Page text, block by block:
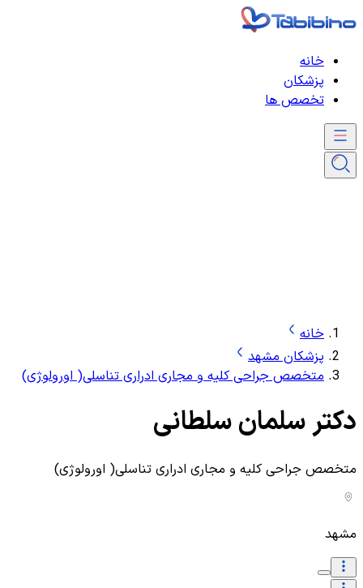
خانه
پزشکان
تخصص ها
خانه
پزشکان مشهد
متخصص جراحی کلیه و مجاری ادراری تناسلی( اورولوژی)
دکتر سلمان سلطانی
متخصص جراحی کلیه و مجاری ادراری تناسلی( اورولوژی)
مشهد